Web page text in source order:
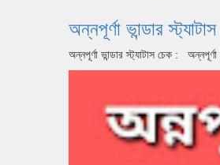
অন্নপূর্ণা ভান্ডার
অন্নপূর্ণা ভান্ডার স্ট্যাটাস চেক :